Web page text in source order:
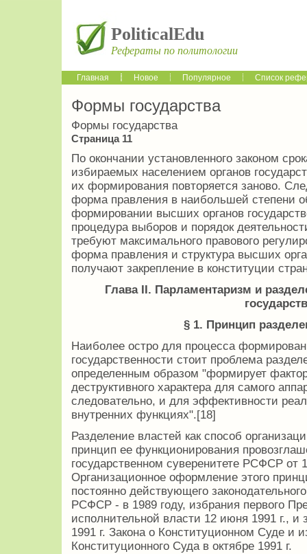
PoliticalEdu
Рефераты по политологии
Главная Новое Популярное Список
Формы государства
Формы государства
Страница 11
По окончании установленного законом
избираемых населением органов
их формирования повторяется заново.
форма правления в наибольшей степени
формировании высших органов
процедура выборов и порядок
требуют максимального правового
форма правления и структура высших
получают закрепление в конституции
Глава
. Парламентаризм и
§ 1. Принцип
Наиболее остро для процесса
государственности стоит проблема
определенным образом "формирует
деструктивного характера для самого
следовательно, и для эффективности
внутренних функциях".[18]
Разделение властей как способ
принцип ее функционирования
государственном суверенитете РСФСР от
Организационное оформление этого
постоянно действующего
РСФСР - в 1989 году, избрания первого
исполнительной власти 12 июня 1991 г.,
1991 г. Закона о Конституционном Суде и
Конституционного Суда в октябре 1991 г.